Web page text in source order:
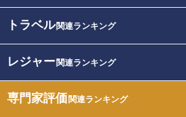
トラベル関連ランキング
レジャー関連ランキング
専門家評価関連ランキング